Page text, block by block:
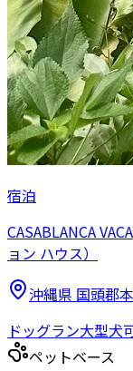
宿泊
CASABLANCA
ョン ハウス）
沖縄県 国頭郡
ドッグラン大型犬
ペットベース